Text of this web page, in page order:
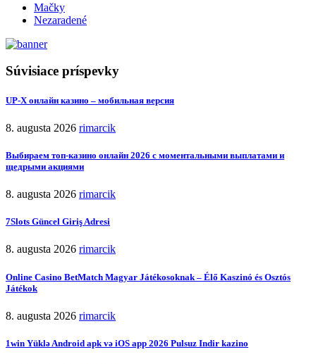
Mačky
Nezaradené
Súvisiace príspevky
UP-X онлайн казино – мобильная версия
8. augusta 2026 rimarcik
Выбираем топ-казино онлайн 2026 с моментальными выплатами и
щедрыми акциями
8. augusta 2026 rimarcik
7Slots Güncel Giriş Adresi
8. augusta 2026 rimarcik
Online Casino BetMatch Magyar Játékosoknak – Élő Kaszinó és Osztós
Játékok
8. augusta 2026 rimarcik
1win Yüklə Android apk və iOS app 2026 Pulsuz Indir kazino